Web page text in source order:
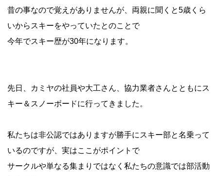
昔の事なので覚えがありませんが、両親に聞くと5歳くら
いからスキーをやっていたとのことで
今年でスキー歴が30年になります。
先日、カミヤの社員や大工さん、協力業者さんとともにス
キー＆スノーボードに行ってきました。
私たちは非公認ではありますが勝手にスキー部と名乗って
いるのですが、実はここがポイントで
サークルや単なる集まりではなく私たちの意識では部活動